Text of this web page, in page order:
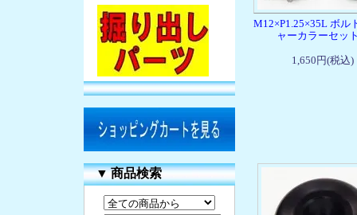
▼商品検索
M12×P1.25×35L ボル
ャーカラーセ
1,650円(税込)